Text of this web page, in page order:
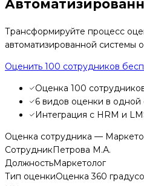
Трансформируйте процесс
автоматизированной системы
Оценить 100 сотрудников
Оценка 100
6 видов оценки в одной
Интеграция с HRM и
Оценка сотрудника —
СотрудникПетрова М.А.
ДолжностьМаркетолог
Тип оценкиОценка 360